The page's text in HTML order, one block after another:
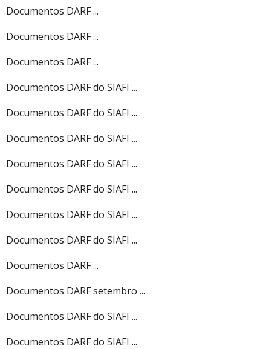
Documentos DARF ...
Documentos DARF ...
Documentos DARF ...
Documentos DARF do SIAFI ...
Documentos DARF do SIAFI ...
Documentos DARF do SIAFI ...
Documentos DARF do SIAFI ...
Documentos DARF do SIAFI ...
Documentos DARF do SIAFI ...
Documentos DARF do SIAFI ...
Documentos DARF ...
Documentos DARF setembro ...
Documentos DARF do SIAFI ...
Documentos DARF do SIAFI ...